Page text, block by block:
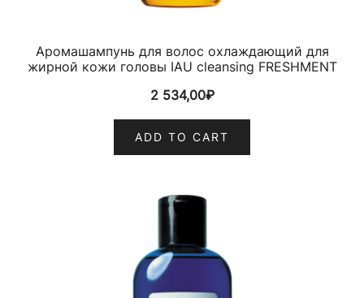
Аромашампунь для волос охлаждающий для
жирной кожи головы IAU cleansing FRESHMENT
2 534,00₽
ADD TO CART